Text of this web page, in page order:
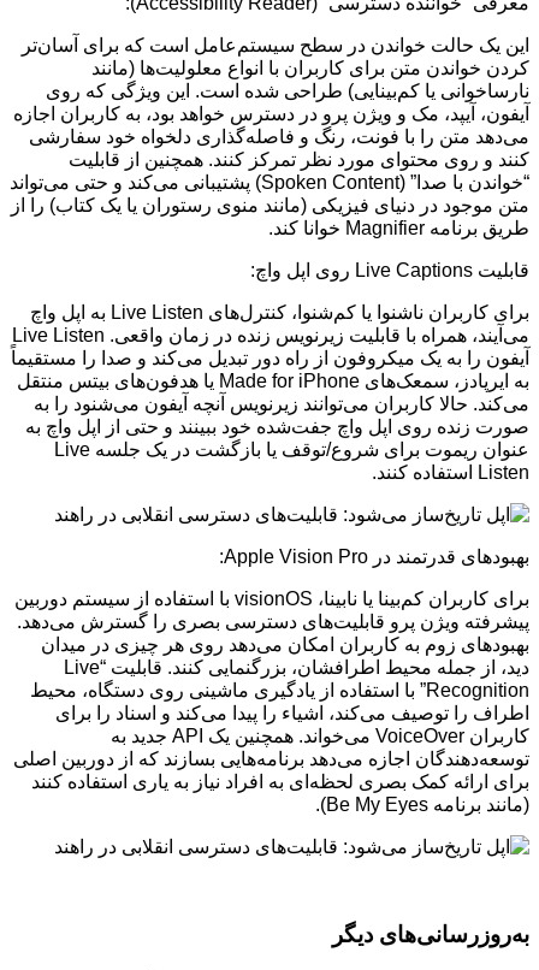
این یک حالت خواندن در سطح سیستم‌عامل است که برای آسان‌تر
کردن خواندن متن برای کاربران با انواع معلولیت‌ها (مانند
نارساخوانی یا کم‌بینایی) طراحی شده است. این ویژگی که روی
آیفون، آیپد، مک و ویژن پرو در دسترس خواهد بود، به کاربران اجازه
می‌دهد متن را با فونت، رنگ و فاصله‌گذاری دلخواه خود سفارشی
کنند و روی محتوای مورد نظر تمرکز کنند. همچنین از قابلیت
“خواندن با صدا” (Spoken Content) پشتیبانی می‌کند و حتی می‌تواند
متن موجود در دنیای فیزیکی (مانند منوی رستوران یا یک کتاب) را از
طریق برنامه Magnifier خوانا کند.
قابلیت Live Captions روی اپل واچ:
برای کاربران ناشنوا یا کم‌شنوا، کنترل‌های Live Listen به اپل واچ
می‌آیند، همراه با قابلیت زیرنویس زنده در زمان واقعی. Live Listen
آیفون را به یک میکروفون از راه دور تبدیل می‌کند و صدا را مستقیماً
به ایرپادز، سمعک‌های Made for iPhone یا هدفون‌های بیتس منتقل
می‌کند. حالا کاربران می‌توانند زیرنویس آنچه آیفون می‌شنود را به
صورت زنده روی اپل واچ جفت‌شده خود ببینند و حتی از اپل واچ به
عنوان ریموت برای شروع/توقف یا بازگشت در یک جلسه Live
Listen استفاده کنند.
بهبودهای قدرتمند در Apple Vision Pro:
برای کاربران کم‌بینا یا نابینا، visionOS با استفاده از سیستم دوربین
پیشرفته ویژن پرو قابلیت‌های دسترسی بصری را گسترش می‌دهد.
بهبودهای زوم به کاربران امکان می‌دهد روی هر چیزی در میدان
دید، از جمله محیط اطرافشان، بزرگنمایی کنند. قابلیت “Live
Recognition” با استفاده از یادگیری ماشینی روی دستگاه، محیط
اطراف را توصیف می‌کند، اشیاء را پیدا می‌کند و اسناد را برای
کاربران VoiceOver می‌خواند. همچنین یک API جدید به
توسعه‌دهندگان اجازه می‌دهد برنامه‌هایی بسازند که از دوربین اصلی
برای ارائه کمک بصری لحظه‌ای به افراد نیاز به یاری استفاده کنند
(مانند برنامه Be My Eyes).
به‌روزرسانی‌های دیگر